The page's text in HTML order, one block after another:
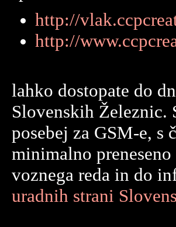
http://
http://
lahko dostopate do
Slovenskih Železnic.
posebej za GSM-e, s
minimalno
voznega reda in do
uradnih strani